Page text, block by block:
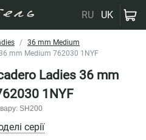
RU UK
36 mm Medium
mm Medium 762030 1NYF
Ladies 36 mm
1NYF
SH200
серії